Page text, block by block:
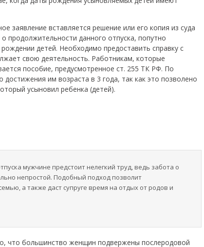
заявление вставляется решение или его копия из суда
продолжительности данного отпуска, попутно
детей. Необходимо предоставить справку с
свою деятельность. Работникам, которые
пособие, предусмотренное ст. 255 ТК РФ. По
им возраста в 3 года, так как это позволено
усыновил ребенка (детей).
мужчине предстоит нелегкий труд, ведь забота о
непростой. Подобный подход позволит
а также даст супруге время на отдых от родов и
что большинство женщин подвержены послеродовой